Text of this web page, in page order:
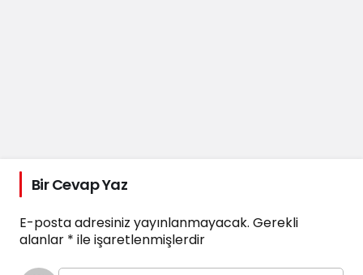
Bir Cevap Yaz
E-posta adresiniz yayınlanmayacak. Gerekli
alanlar * ile işaretlenmişlerdir